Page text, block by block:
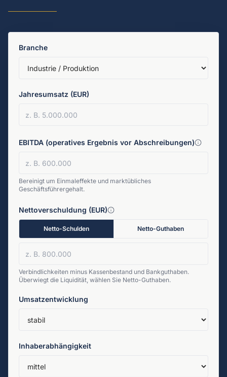
Branche
Jahresumsatz (EUR)
EBITDA (operatives Ergebnis vor Abschreibungen)
Bereinigt um Einmaleffekte und marktübliches
Geschäftsführergehalt.
Nettoverschuldung (EUR)
Netto-Schulden Netto-Guthaben
Verbindlichkeiten minus Kassenbestand und Bankguthaben.
Überwiegt die Liquidität, wählen Sie Netto-Guthaben.
Umsatzentwicklung
Inhaberabhängigkeit